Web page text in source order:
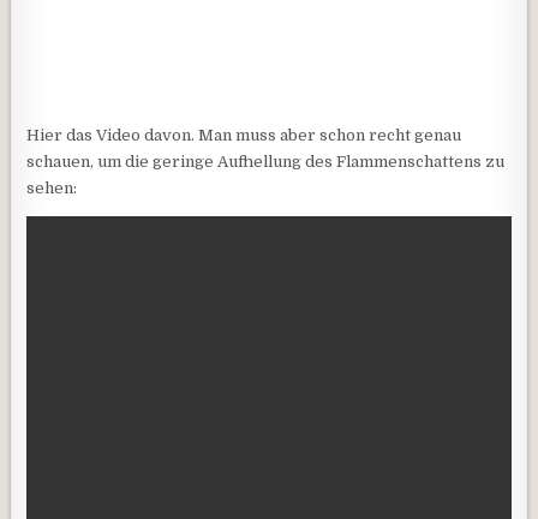
Hier das Video davon. Man muss aber schon recht genau
schauen, um die geringe Aufhellung des Flammenschattens zu
sehen: